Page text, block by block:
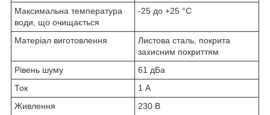
Максимальна температура
води, що очищається
-25 до +25 °C
Матеріал виготовлення
Листова сталь, покрита
захисним покриттям
Рівень шуму
61 дБа
Ток
1 А
Живлення
230 В